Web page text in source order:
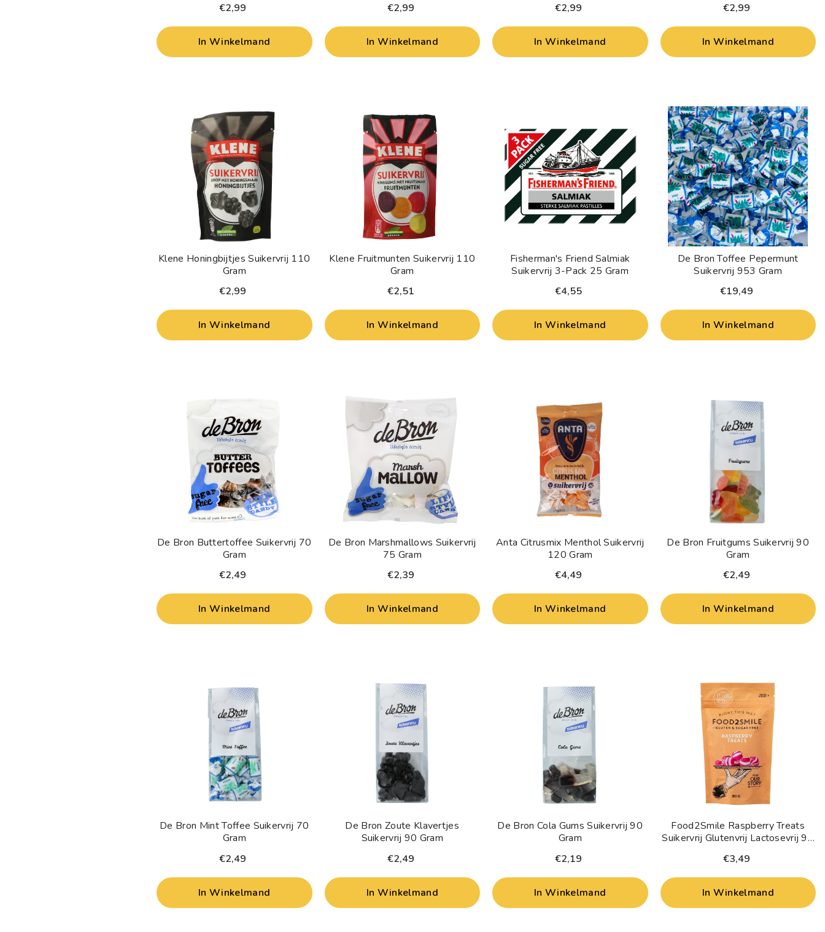
€2,99
In Winkelmand
€2,99
In Winkelmand
€2,99
In Winkelmand
€2,99
In Winkelmand
Klene Honingbijtjes Suikervrij 110
Gram
€2,99
In Winkelmand
Klene Fruitmunten Suikervrij 110
Gram
€2,51
In Winkelmand
Fisherman's Friend Salmiak
Suikervrij 3-Pack 25 Gram
€4,55
In Winkelmand
De Bron Toffee Pepermunt
Suikervrij 953 Gram
€19,49
In Winkelmand
De Bron Buttertoffee Suikervrij 70
Gram
€2,49
In Winkelmand
De Bron Marshmallows Suikervrij
75 Gram
€2,39
In Winkelmand
Anta Citrusmix Menthol Suikervrij
120 Gram
€4,49
In Winkelmand
De Bron Fruitgums Suikervrij 90
Gram
€2,49
In Winkelmand
De Bron Mint Toffee Suikervrij 70
Gram
€2,49
In Winkelmand
De Bron Zoute Klavertjes
Suikervrij 90 Gram
€2,49
In Winkelmand
De Bron Cola Gums Suikervrij 90
Gram
€2,19
In Winkelmand
Food2Smile Raspberry Treats
Suikervrij Glutenvrij Lactosevrij 90
€3,49
In Winkelmand